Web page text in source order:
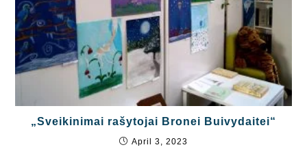
„Sveikinimai rašytojai Bronei Buivydaitei“
April 3, 2023